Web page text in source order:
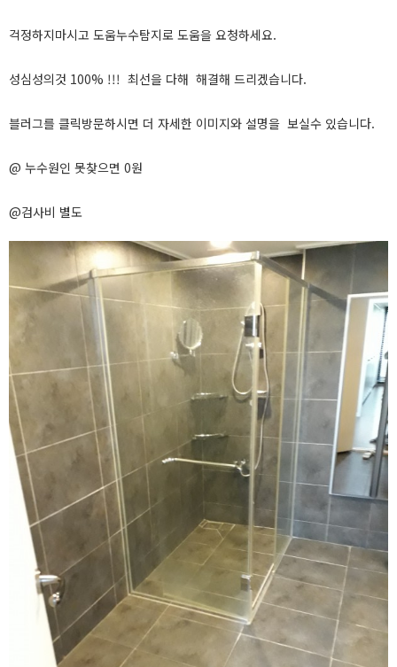
걱정하지마시고 도움누수탐지로 도움을 요청하세요.
성심성의것 100% !!! 최선을 다해 해결해 드리겠습니다.
블러그를 클릭방문하시면 더 자세한 이미지와 설명을 보실수 있습니다.
@ 누수원인 못찾으면 0원
@검사비 별도